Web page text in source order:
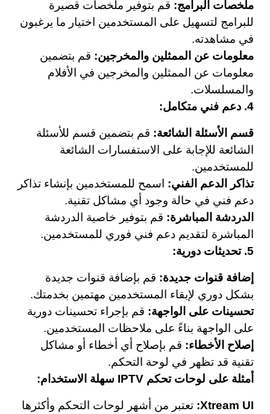
ملخصات البرامج: قم بتوفير ملخصات قصيرة
للبرامج لتسهيل على المستخدمين اختيار ما يرغبون
في مشاهدته.
معلومات عن الممثلين والمخرجين: قم بتضمين
معلومات عن الممثلين والمخرجين في الأفلام
والمسلسلات.
4. دعم فني متكامل:
قسم الأسئلة الشائعة: قم بتضمين قسم للأسئلة
الشائعة للإجابة على الاستفسارات الشائعة
للمستخدمين.
تذاكر الدعم الفني: اسمح للمستخدمين بإنشاء تذاكر
دعم فني في حالة وجود أي مشاكل تقنية.
الدردشة المباشرة: قم بتوفير خاصية الدردشة
المباشرة لتقديم دعم فني فوري للمستخدمين.
5. تحديثات دورية:
إضافة قنوات جديدة: قم بإضافة قنوات جديدة
بشكل دوري لإبقاء المستخدمين مهتمين بخدمتك.
تحسينات على الواجهة: قم بإجراء تحسينات دورية
على الواجهة بناءً على ملاحظات المستخدمين.
إصلاح الأخطاء: قم بإصلاح أي أخطاء أو مشاكل
تقنية قد تظهر في لوحة التحكم.
أمثلة على لوحات تحكم IPTV سهلة الاستخدام:
Xtream UI: تعتبر من أشهر لوحات التحكم وأكثرها